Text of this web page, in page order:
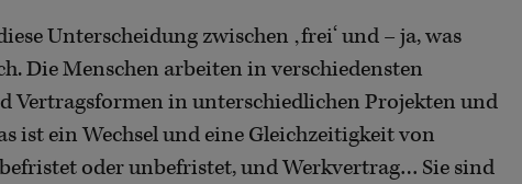
Unterscheidung zwischen ‚frei‘ und – ja, was
Die Menschen arbeiten in verschiedensten
Vertragsformen in unterschiedlichen Projekten und
ist ein Wechsel und eine Gleichzeitigkeit von
oder unbefristet, und Werkvertrag… Sie sind